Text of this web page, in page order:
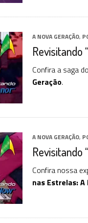
A NOVA GERAÇÃO,
Revisitando
Confira a saga
Geração.
A NOVA GERAÇÃO,
Revisitando
Confira nossa
nas Estrelas: A